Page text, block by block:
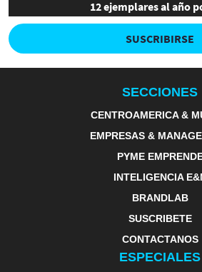
12 ejemplares al año
SUSCRIBIRSE
SECCIONES
CENTROAMERICA &
EMPRESAS &
PYME
INTELIGENCIA
BRANDLAB
SUSCRIBETE
CONTACTANOS
ESPECIALES